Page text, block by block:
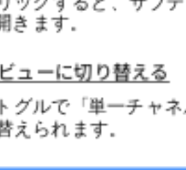
きます。
ューに切り替える
グルで「単一チャ
えられます。